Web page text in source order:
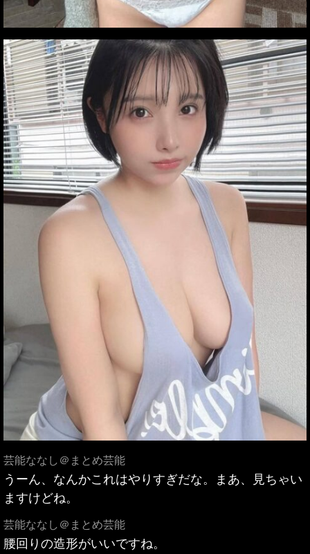
芸能ななし＠まとめ芸能
うーん、なんかこれはやりすぎだな。まあ、見ちゃい
ますけどね。
芸能ななし＠まとめ芸能
腰回りの造形がいいですね。